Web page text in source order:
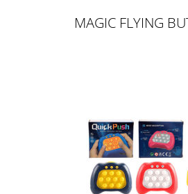
MAGIC FLYING